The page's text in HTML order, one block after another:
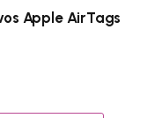
Apple AirTags